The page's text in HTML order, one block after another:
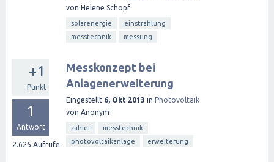
von Helene Schopf
solarenergie
einstrahlung
messtechnik
messung
+1
Punkt
1
Antwort
2.625 Aufrufe
Messkonzept bei
Anlagenerweiterung
Eingestellt 6, Okt 2013 in Photovoltaik
von Anonym
zähler
messtechnik
photovoltaikanlage
erweiterung